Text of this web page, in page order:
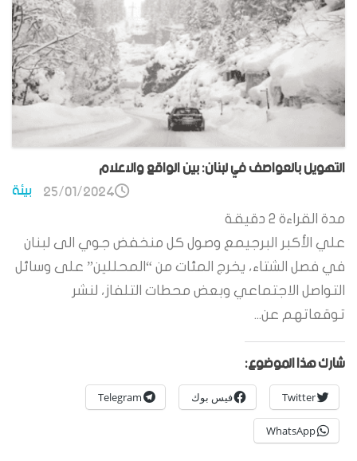
التهويل بالعواصف في لبنان: بين الواقع والاعلام
بيئة 25/01/2024
مدة القراءة 2 دقيقة
علي الأكبر البرجيمع وصول كل منخفض جوي الى لبنان
في فصل الشتاء، يخرج المئات من “المحللين” على وسائل
التواصل الاجتماعي وبعض محطات التلفاز، لنشر
توقعاتهم عن...
شارك هذا الموضوع:
Twitter فيس بوك Telegram
WhatsApp